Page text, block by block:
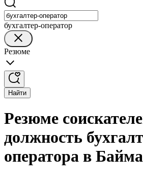
бухгалтер-оператор
Резюме
Найти
Резюме
должность
оператора в